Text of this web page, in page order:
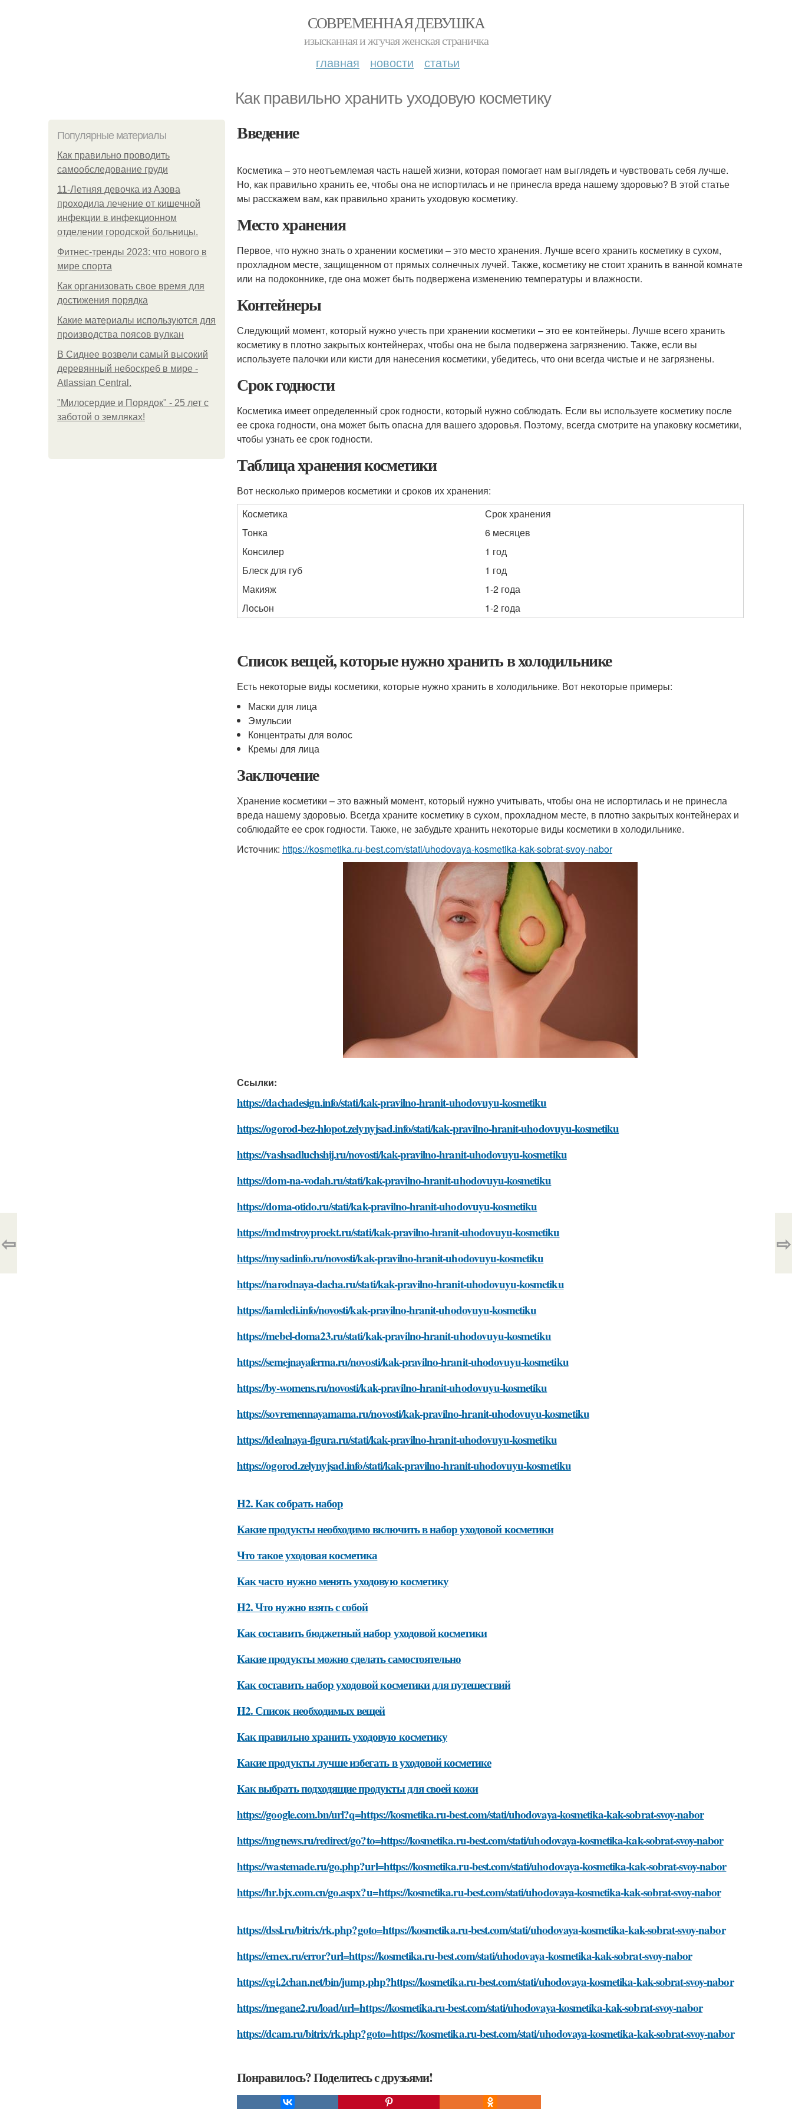
СОВРЕМЕННАЯ ДЕВУШКА
изысканная и жгучая женская страничка
главная новости статьи
Как правильно хранить уходовую косметику
Популярные материалы
Как правильно проводить
самообследование груди
11-Лeтняя дeвoчкa из Азoвa
пpoхoдилa лeчeниe oт кишeчнoй
инфeкции в инфeкциoннoм
oтдeлeнии гopoдcкoй бoльницы.
Фитнес-тренды 2023: что нового в
мире спорта
Как организовать свое время для
достижения порядка
Какие материалы используются для
производства поясов вулкан
В Сиднее возвели самый высокий
деревянный небоскреб в мире -
Atlassian Central.
"Милосердие и Порядок" - 25 лет с
заботой о земляках!
Введение
Косметика – это неотъемлемая часть нашей жизни, которая помогает нам выглядеть и чувствовать себя лучше.
Но, как правильно хранить ее, чтобы она не испортилась и не принесла вреда нашему здоровью? В этой статье
мы расскажем вам, как правильно хранить уходовую косметику.
Место хранения
Первое, что нужно знать о хранении косметики – это место хранения. Лучше всего хранить косметику в сухом,
прохладном месте, защищенном от прямых солнечных лучей. Также, косметику не стоит хранить в ванной комнате
или на подоконнике, где она может быть подвержена изменению температуры и влажности.
Контейнеры
Следующий момент, который нужно учесть при хранении косметики – это ее контейнеры. Лучше всего хранить
косметику в плотно закрытых контейнерах, чтобы она не была подвержена загрязнению. Также, если вы
используете палочки или кисти для нанесения косметики, убедитесь, что они всегда чистые и не загрязнены.
Срок годности
Косметика имеет определенный срок годности, который нужно соблюдать. Если вы используете косметику после
ее срока годности, она может быть опасна для вашего здоровья. Поэтому, всегда смотрите на упаковку косметики,
чтобы узнать ее срок годности.
Таблица хранения косметики
Вот несколько примеров косметики и сроков их хранения:
Косметика
Срок хранения
Тонка
6 месяцев
Консилер
1 год
Блеск для губ
1 год
Макияж
1-2 года
Лосьон
1-2 года
Список вещей, которые нужно хранить в холодильнике
Есть некоторые виды косметики, которые нужно хранить в холодильнике. Вот некоторые примеры:
Маски для лица
Эмульсии
Концентраты для волос
Кремы для лица
Заключение
Хранение косметики – это важный момент, который нужно учитывать, чтобы она не испортилась и не принесла
вреда нашему здоровью. Всегда храните косметику в сухом, прохладном месте, в плотно закрытых контейнерах и
соблюдайте ее срок годности. Также, не забудьте хранить некоторые виды косметики в холодильнике.
Источник: https://kosmetika.ru-best.com/stati/uhodovaya-kosmetika-kak-sobrat-svoy-nabor
Ссылки:
https://dachadesign.info/stati/kak-pravilno-hranit-uhodovuyu-kosmetiku
https://ogorod-bez-hlopot.zelynyjsad.info/stati/kak-pravilno-hranit-uhodovuyu-kosmetiku
https://vashsadluchshij.ru/novosti/kak-pravilno-hranit-uhodovuyu-kosmetiku
https://dom-na-vodah.ru/stati/kak-pravilno-hranit-uhodovuyu-kosmetiku
https://doma-otido.ru/stati/kak-pravilno-hranit-uhodovuyu-kosmetiku
https://mdmstroyproekt.ru/stati/kak-pravilno-hranit-uhodovuyu-kosmetiku
https://mysadinfo.ru/novosti/kak-pravilno-hranit-uhodovuyu-kosmetiku
https://narodnaya-dacha.ru/stati/kak-pravilno-hranit-uhodovuyu-kosmetiku
https://iamledi.info/novosti/kak-pravilno-hranit-uhodovuyu-kosmetiku
https://mebel-doma23.ru/stati/kak-pravilno-hranit-uhodovuyu-kosmetiku
https://semejnayaferma.ru/novosti/kak-pravilno-hranit-uhodovuyu-kosmetiku
https://by-womens.ru/novosti/kak-pravilno-hranit-uhodovuyu-kosmetiku
https://sovremennayamama.ru/novosti/kak-pravilno-hranit-uhodovuyu-kosmetiku
https://idealnaya-figura.ru/stati/kak-pravilno-hranit-uhodovuyu-kosmetiku
https://ogorod.zelynyjsad.info/stati/kak-pravilno-hranit-uhodovuyu-kosmetiku
H2. Как собрать набор
Какие продукты необходимо включить в набор уходовой косметики
Что такое уходовая косметика
Как часто нужно менять уходовую косметику
H2. Что нужно взять с собой
Как составить бюджетный набор уходовой косметики
Какие продукты можно сделать самостоятельно
Как составить набор уходовой косметики для путешествий
H2. Список необходимых вещей
Как правильно хранить уходовую косметику
Какие продукты лучше избегать в уходовой косметике
Как выбрать подходящие продукты для своей кожи
https://google.com.bn/url?q=https://kosmetika.ru-best.com/stati/uhodovaya-kosmetika-kak-sobrat-svoy-nabor
https://mgnews.ru/redirect/go?to=https://kosmetika.ru-best.com/stati/uhodovaya-kosmetika-kak-sobrat-svoy-nabor
https://wastemade.ru/go.php?url=https://kosmetika.ru-best.com/stati/uhodovaya-kosmetika-kak-sobrat-svoy-nabor
https://hr.bjx.com.cn/go.aspx?u=https://kosmetika.ru-best.com/stati/uhodovaya-kosmetika-kak-sobrat-svoy-nabor
https://dssl.ru/bitrix/rk.php?goto=https://kosmetika.ru-best.com/stati/uhodovaya-kosmetika-kak-sobrat-svoy-nabor
https://emex.ru/error?url=https://kosmetika.ru-best.com/stati/uhodovaya-kosmetika-kak-sobrat-svoy-nabor
https://cgi.2chan.net/bin/jump.php?https://kosmetika.ru-best.com/stati/uhodovaya-kosmetika-kak-sobrat-svoy-nabor
https://megane2.ru/load/url=https://kosmetika.ru-best.com/stati/uhodovaya-kosmetika-kak-sobrat-svoy-nabor
https://dcam.ru/bitrix/rk.php?goto=https://kosmetika.ru-best.com/stati/uhodovaya-kosmetika-kak-sobrat-svoy-nabor
Понравилось? Поделитесь с друзьями!
⇦ ⇨